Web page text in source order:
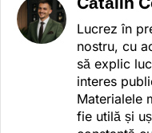
Lucrez în
nostru, cu
să explic
interes
Materialele
fie utilă și